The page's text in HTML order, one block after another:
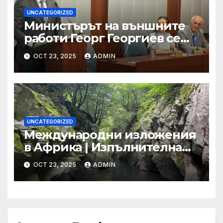
UNCATEGORIZED
Министърът на външните
работи Георг Георгиев се
срещна с младежи по
повод 80-годишнината от
подписването на Устава на
ООН
OCT 23, 2025 ADMIN
UNCATEGORIZED
Международни изложения
в Африка | Изпълнителна
агенция за насърчаване на
малките и средните
предприятия
OCT 23, 2025 ADMIN